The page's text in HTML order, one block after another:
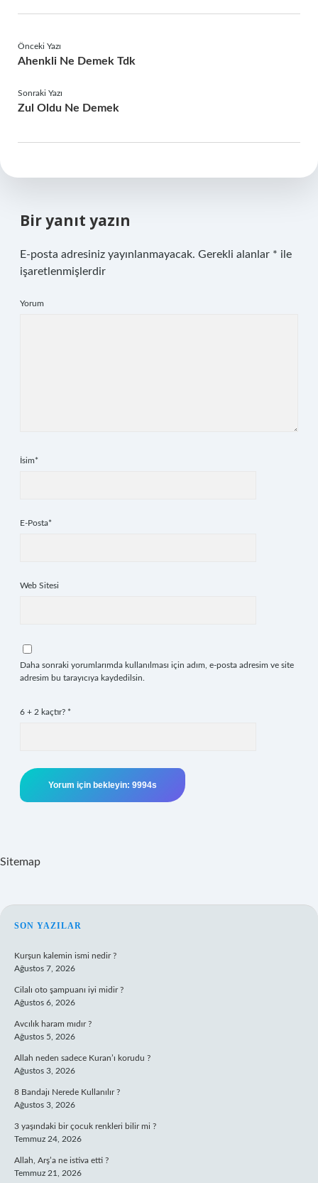
Önceki Yazı
Ahenkli Ne Demek Tdk
Sonraki Yazı
Zul Oldu Ne Demek
Bir yanıt yazın
E-posta adresiniz yayınlanmayacak. Gerekli alanlar * ile
işaretlenmişlerdir
Yorum
İsim*
E-Posta*
Web Sitesi
Daha sonraki yorumlarımda kullanılması için adım, e-posta adresim ve site
adresim bu tarayıcıya kaydedilsin.
6 + 2 kaçtır? *
Sitemap
SIDEBAR
SON YAZILAR
Kurşun kalemin ismi nedir ?
Ağustos 7, 2026
Cilalı oto şampuanı iyi midir ?
Ağustos 6, 2026
Avcılık haram mıdır ?
Ağustos 5, 2026
Allah neden sadece Kuran’ı korudu ?
Ağustos 3, 2026
8 Bandajı Nerede Kullanılır ?
Ağustos 3, 2026
3 yaşındaki bir çocuk renkleri bilir mi ?
Temmuz 24, 2026
Allah, Arş’a ne istiva etti ?
Temmuz 21, 2026